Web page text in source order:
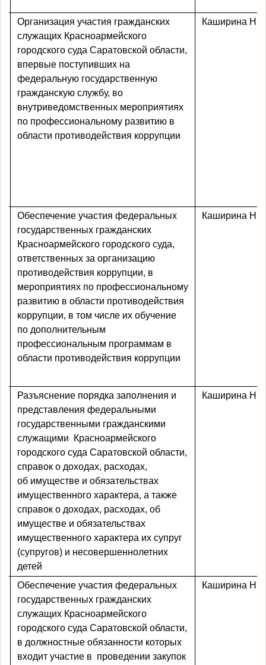
Организация участия гражданских
служащих Красноармейского
городского суда Саратовской области,
впервые поступивших на
федеральную государственную
гражданскую службу, во
внутриведомственных мероприятиях
по профессиональному развитию в
области противодействия коррупции
Каширина
Обеспечение участия федеральных
государственных гражданских
Красноармейского городского суда,
ответственных за организацию
противодействия коррупции, в
мероприятиях по профессиональному
развитию в области противодействия
коррупции, в том числе их обучение
по дополнительным
профессиональным программам в
области противодействия коррупции
Каширина
Разъяснение порядка заполнения и
представления федеральными
государственными гражданскими
служащими
Красноармейского
городского суда Саратовской области,
справок о доходах, расходах,
об имуществе и обязательствах
имущественного характера, а также
справок о доходах, расходах, об
имуществе и обязательствах
имущественного характера их супруг
(супругов) и несовершеннолетних
детей
Каширина
Обеспечение участия федеральных
государственных гражданских
служащих Красноармейского
городского суда Саратовской области,
в должностные обязанности которых
входит участие в проведении закупок
Каширина